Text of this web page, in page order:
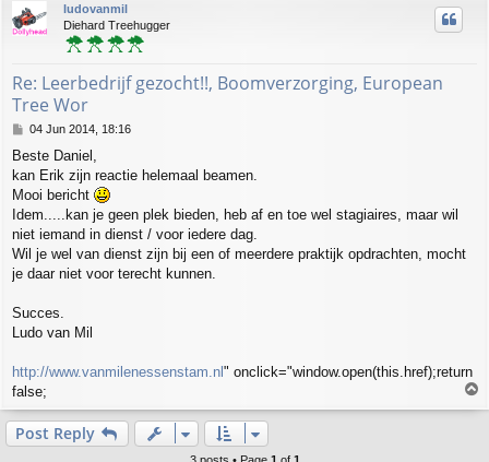
ludovanmil
Diehard Treehugger
Re: Leerbedrijf gezocht!!, Boomverzorging, European
Tree Wor
P
s
t
04 Jun 2014, 18:16
Beste Daniel,
kan Erik zijn reactie helemaal beamen.
Mooi bericht
Idem.....kan je geen plek bieden, heb af en toe wel stagiaires, maar wil
niet iemand in dienst / voor iedere dag.
Wil je wel van dienst zijn bij een of meerdere praktijk opdrachten, mocht
je daar niet voor terecht kunnen.
Succes.
Ludo van Mil
http://www.vanmilenessenstam.nl " onclick="window.open(this.href);return
false;
o
Post Reply